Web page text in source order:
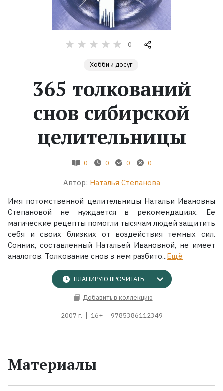
Коллекции
0
Хобби и досуг
365 толкований
снов сибирской
целительницы
0 0 0 0
Автор: Наталья Степанова
Имя потомственной целительницы Натальи Ивановны
Степановой не нуждается в рекомендациях. Ее
магические рецепты помогли тысячам людей защитить
себя и своих близких от воздействия темных сил.
Сонник, составленный Натальей Ивановной, не имеет
аналогов. Толкование снов в нем разбито...Ещё
ПЛАНИРУЮ ПРОЧИТАТЬ
Добавить в коллекцию
2007 г. 16+ 9785386112349
Материалы